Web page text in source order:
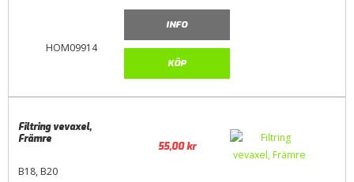
HOM09914
INFO
KÖP
Filtring vevaxel,
Främre
B18, B20
55,00kr